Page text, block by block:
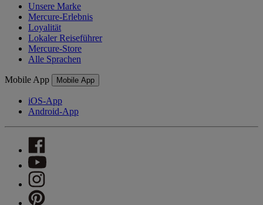
Unsere Marke
Mercure-Erlebnis
Loyalität
Lokaler Reiseführer
Mercure-Store
Alle Sprachen
Mobile App Mobile App
iOS-App
Android-App